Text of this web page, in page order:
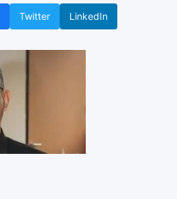
Twitter LinkedIn